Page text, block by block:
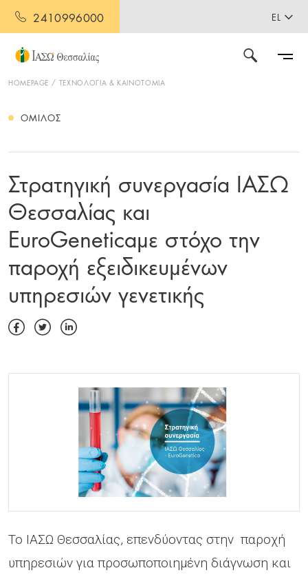
2410996000 EL
HOMEPAGE ΤΕΧΝΟΛΟΓΙΑ & ΚΑΙΝΟΤΟΜΙΑ
ΌΜΙΛΟΣ
Στρατηγική συνεργασία ΙΑΣΩ
Θεσσαλίας και
EuroGeneticaμε στόχο την
παροχή εξειδικευμένων
υπηρεσιών γενετικής
Το ΙΑΣΩ Θεσσαλίας, επενδύοντας στην παροχή
υπηρεσιών για προσωποποιημένη διάγνωση και